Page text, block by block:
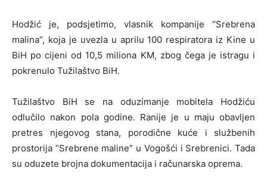
Hodžić je, podsjetimo, vlasnik kompanije “Srebrena
malina”, koja je uvezla u aprilu 100 respiratora iz Kine u
BiH po cijeni od 10,5 miliona KM, zbog čega je istragu i
pokrenulo Tužilaštvo BiH.
Tužilaštvo BiH se na oduzimanje mobitela Hodžiću
odlučilo nakon pola godine. Ranije je u maju obavljen
pretres njegovog stana, porodične kuće i službenih
prostorija “Srebrene maline” u Vogošći i Srebrenici. Tada
su oduzete brojna dokumentacija i računarska oprema.